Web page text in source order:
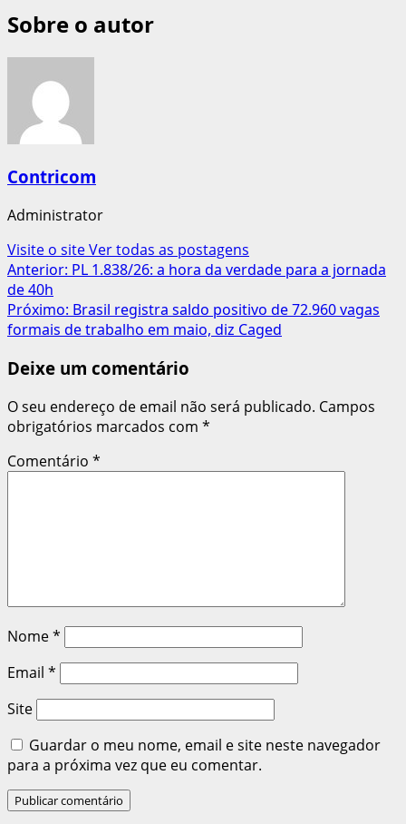
Sobre o autor
Contricom
Administrator
Visite o siteVer todas as postagens
Navegação
de
artigos
Anterior: PL 1.838/26: a hora da verdade para a jornada
de 40h
Próximo: Brasil registra saldo positivo de 72.960 vagas
formais de trabalho em maio, diz Caged
Deixe um comentário
O seu endereço de email não será publicado. Campos
obrigatórios marcados com *
Comentário *
Nome*
Email *
Site
Guardar o meu nome, email e site neste navegador
para a próxima vez que eu comentar.